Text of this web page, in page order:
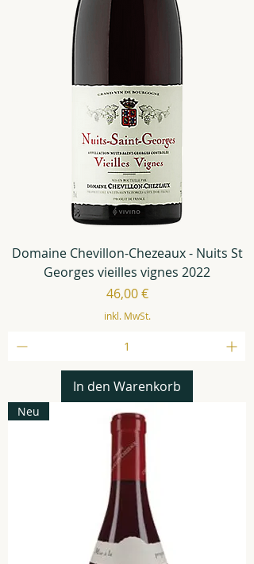
Domaine Chevillon-Chezeaux - Nuits St
Georges vieilles vignes 2022
Preis
46,00 €
inkl. MwSt.
In den Warenkorb
Neu